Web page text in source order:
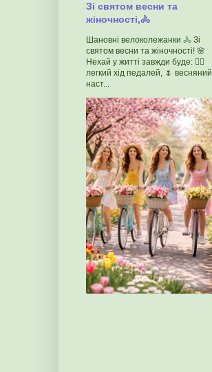
Зі святом весни та
жіночності,🚴
Шановні велоколежанки 🚴 Зі
святом весни та жіночності! 🌸
Нехай у житті завжди буде: 🚴‍♀️
легкий хід педалей, 🌷 весняний
наст...